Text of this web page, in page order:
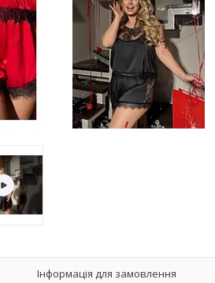
Інформація для замовлення